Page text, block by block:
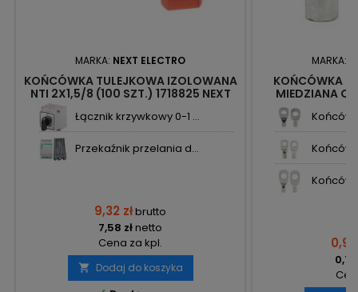
MARKA: NEXT ELECTRO
KOŃCÓWKA TULEJKOWA IZOLOWANA
NTI 2X1,5/8 (100 SZT.) 1718825 NEXT
Łącznik krzywkowy 0-1 ...
Przekaźnik przelania d...
9,32 złbrutto
7,58 złnetto
Cena za kpl.
 Dodaj do koszyka
MARKA:
KOŃCÓWKA
MIEDZIANA
0,97